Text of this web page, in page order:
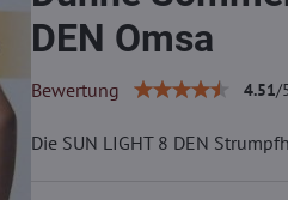
DEN Omsa
Bewertung 4.51/
Die SUN LIGHT 8 DEN